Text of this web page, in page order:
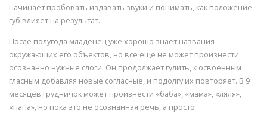
начинает пробовать издавать звуки и понимать, как положение
губ влияет на результат.
После полугода младенец уже хорошо знает названия
окружающих его объектов, но все еще не может произнести
осознанно нужные слоги. Он продолжает гулить, к освоенным
гласным добавляя новые согласные, и подолгу их повторяет. В 9
месяцев грудничок может произнести «баба», «мама», «ляля»,
«папа», но пока это не осознанная речь, а просто